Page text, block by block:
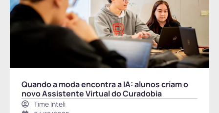
Quando a moda encontra a IA: alunos criam o
novo Assistente Virtual do Curadobia
Time Inteli